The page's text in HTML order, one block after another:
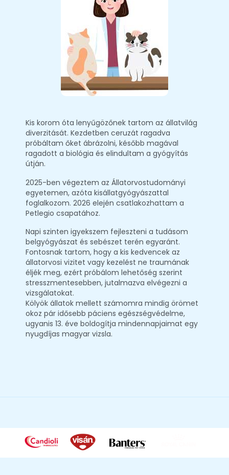
Kis korom óta lenyűgözőnek tartom az állatvilág
diverzitását. Kezdetben ceruzát ragadva
próbáltam őket ábrázolni, később magával
ragadott a biológia és elindultam a gyógyítás
útján.
2025-ben végeztem az Állatorvostudományi
egyetemen, azóta kisállatgyógyászattal
foglalkozom. 2026 elején csatlakozhattam a
Petlegio csapatához.
Napi szinten igyekszem fejleszteni a tudásom
belgyógyászat és sebészet terén egyaránt.
Fontosnak tartom, hogy a kis kedvencek az
állatorvosi vizitet vagy kezelést ne traumának
éljék meg, ezért próbálom lehetőség szerint
stresszmentesebben, jutalmazva elvégezni a
vizsgálatokat.
Kölyök állatok mellett számomra mindig örömet
okoz pár idősebb páciens egészségvédelme,
ugyanis 13. éve boldogítja mindennapjaimat egy
nyugdíjas magyar vizsla.